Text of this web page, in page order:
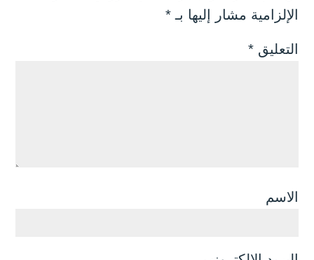
الإلزامية مشار إليها بـ *
التعليق *
الاسم